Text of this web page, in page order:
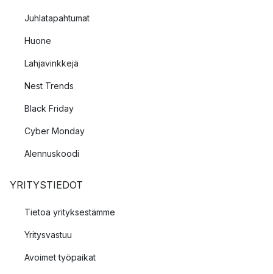
Juhlatapahtumat
Huone
Lahjavinkkejä
Nest Trends
Black Friday
Cyber Monday
Alennuskoodi
YRITYSTIEDOT
Tietoa yrityksestämme
Yritysvastuu
Avoimet työpaikat